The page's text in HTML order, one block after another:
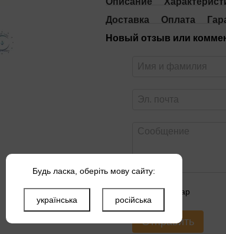
Доставка
Оплата
Новый отзыв или
Оцените товар
Отправить
Будь ласка, оберіть мову сайту:
українська російська